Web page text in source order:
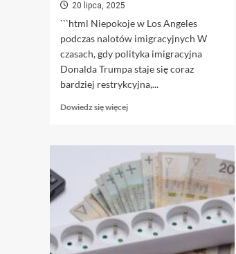
20 lipca, 2025
```html Niepokoje w Los Angeles
podczas nalotów imigracyjnych W
czasach, gdy polityka imigracyjna
Donalda Trumpa staje się coraz
bardziej restrykcyjna,...
Dowiedz się więcejDowiedz
o
„Nie
do
wiary!
Donald
Trump
wstrząsnął
Los